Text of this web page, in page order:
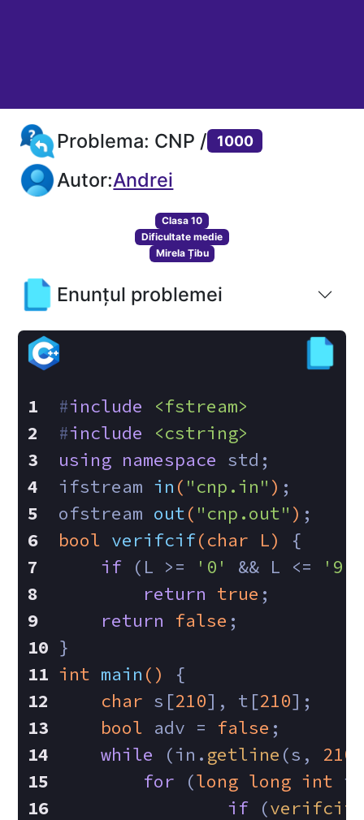
Problema: CNP / 1000
Autor:Andrei
Clasa 10
Dificultate medie
Mirela Țibu
Enunțul problemei
#include
<fstream>
#include
<cstring>
using namespace std;
ifstream in ( "cnp.in" ) ;
ofstream out( "cnp.out" ) ;
bool verifcif(char L)
{
if (L >= '0' && L <= '9'
return true ;
return
false ;
}
int main ()
{
char s[210], t[210];
bool adv = false ;
while (in. getline (s, 210
for (long long int i
if (verifcif